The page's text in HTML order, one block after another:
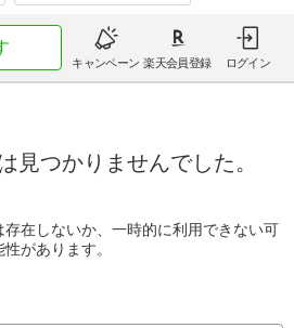
キャンペーン 楽天会員登録 ログイン
見つかりませんでした。
在しないか、一時的に利用できない可
性があります。